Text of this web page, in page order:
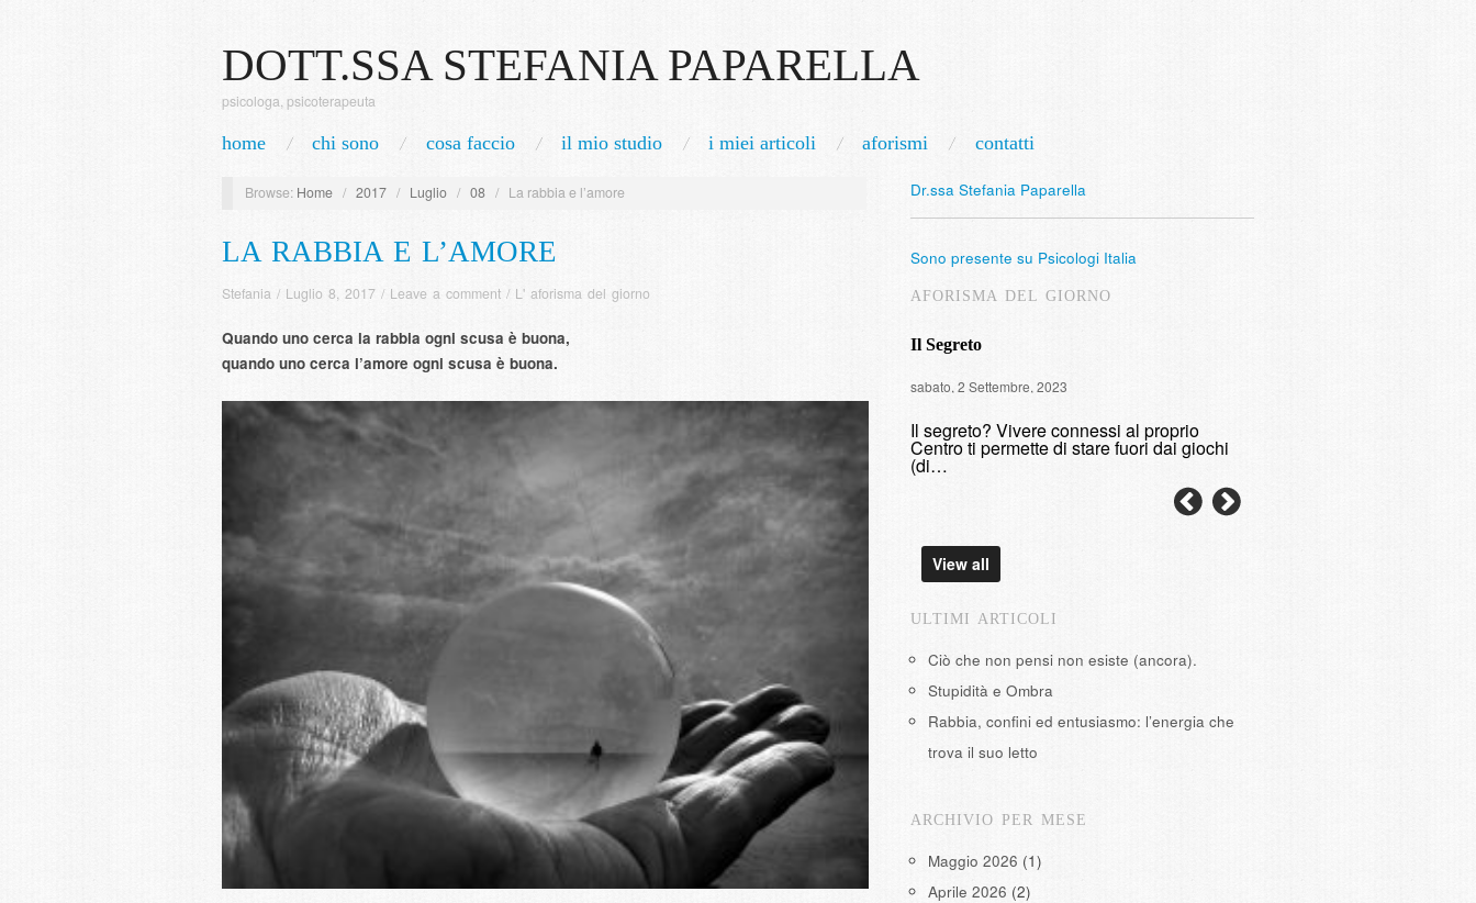
DOTT.SSA STEFANIA PAPARELLA
psicologa, psicoterapeuta
home chi sono cosa faccio il mio studio i miei articoli aforismi contatti
Browse: Home / 2017 / Luglio / 08 / La rabbia e l’amore
LA RABBIA E L’AMORE
Stefania / Luglio 8, 2017 / Leave a comment / L' aforisma del giorno
Quando uno cerca la rabbia ogni scusa è buona,
quando uno cerca l’amore ogni scusa è buona.
Dr.ssa Stefania Paparella
Sono presente su Psicologi Italia
AFORISMA DEL GIORNO
Il Segreto
sabato, 2 Settembre, 2023
Il segreto? Vivere connessi al proprio
Centro ti permette di stare fuori dai giochi
(di…
View all
ULTIMI ARTICOLI
Ciò che non pensi non esiste (ancora).
Stupidità e Ombra
Rabbia, confini ed entusiasmo: l’energia che
trova il suo letto
ARCHIVIO PER MESE
Maggio 2026 (1)
Aprile 2026 (2)